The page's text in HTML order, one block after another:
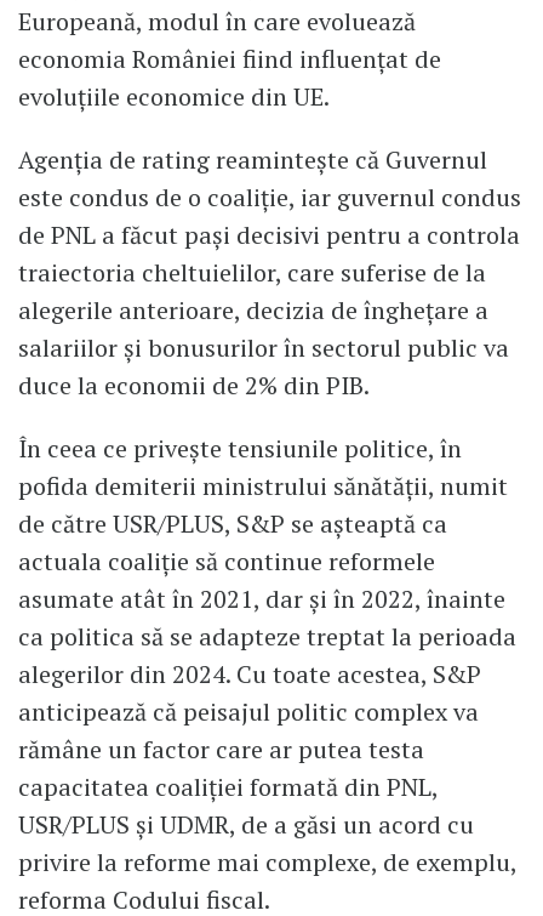
Europeană, modul în care evoluează
economia României fiind influențat de
evoluțiile economice din UE.
Agenția de rating reamintește că Guvernul
este condus de o coaliție, iar guvernul condus
de PNL a făcut pași decisivi pentru a controla
traiectoria cheltuielilor, care suferise de la
alegerile anterioare, decizia de înghețare a
salariilor și bonusurilor în sectorul public va
duce la economii de 2% din PIB.
În ceea ce privește tensiunile politice, în
pofida demiterii ministrului sănătății, numit
de către USR/PLUS, S&P se așteaptă ca
actuala coaliție să continue reformele
asumate atât în 2021, dar și în 2022, înainte
ca politica să se adapteze treptat la perioada
alegerilor din 2024. Cu toate acestea, S&P
anticipează că peisajul politic complex va
rămâne un factor care ar putea testa
capacitatea coaliției formată din PNL,
USR/PLUS și UDMR, de a găsi un acord cu
privire la reforme mai complexe, de exemplu,
reforma Codului fiscal.